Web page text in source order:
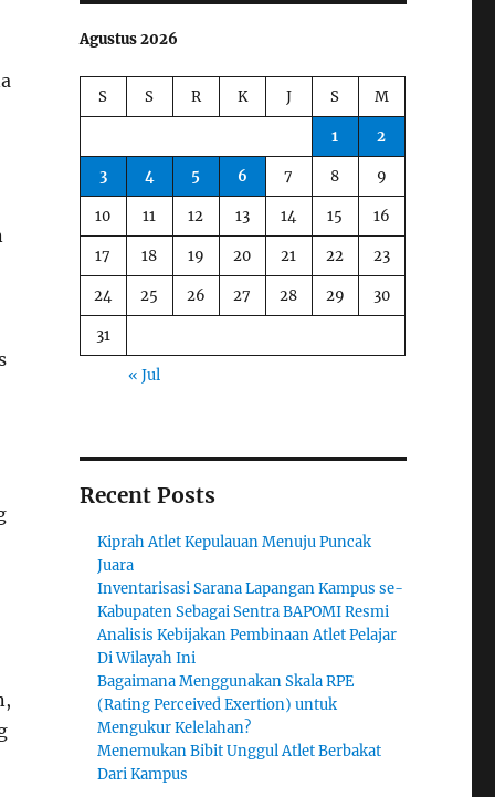
Agustus 2026
S S R K J S M
1 2
3 4 5 6 7 8 9
10 11 12 13 14 15 16
17 18 19 20 21 22 23
24 25 26 27 28 29 30
31
« Jul
Recent Posts
Kiprah Atlet Kepulauan Menuju Puncak
Juara
Inventarisasi Sarana Lapangan Kampus se-
Kabupaten Sebagai Sentra BAPOMI Resmi
Analisis Kebijakan Pembinaan Atlet Pelajar
Di Wilayah Ini
Bagaimana Menggunakan Skala RPE
(Rating Perceived Exertion) untuk
Mengukur Kelelahan?
Menemukan Bibit Unggul Atlet Berbakat
Dari Kampus